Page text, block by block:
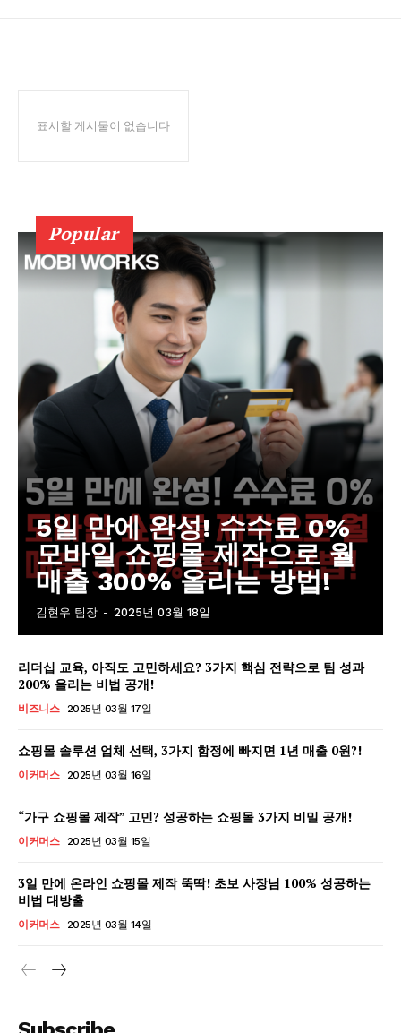
GB leader
표시할 게시물이 없습니다
Popular
5일 만에 완성! 수수료 0%
모바일 쇼핑몰 제작으로 월
매출 300% 올리는 방법!
김현우 팀장 - 2025년 03월 18일
리더십 교육, 아직도 고민하세요? 3가지 핵심 전략으로 팀 성과
200% 올리는 비법 공개!
비즈니스 2025년 03월 17일
쇼핑몰 솔루션 업체 선택, 3가지 함정에 빠지면 1년 매출 0원?!
이커머스 2025년 03월 16일
“가구 쇼핑몰 제작” 고민? 성공하는 쇼핑몰 3가지 비밀 공개!
이커머스 2025년 03월 15일
3일 만에 온라인 쇼핑몰 제작 뚝딱! 초보 사장님 100% 성공하는
비법 대방출
이커머스 2025년 03월 14일